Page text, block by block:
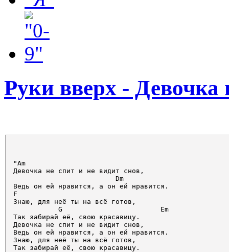
Руки вверх - Девочка
"Am
Девочка не спит и не видит снов,
                         Dm
Ведь он ей нравится, а он ей нравится.
F
Знаю, для неё ты на всё готов,
           G                        Em
Так забирай её, свою красавицу.
Девочка не спит и не видит снов,
Ведь он ей нравится, а он ей нравится.
Знаю, для неё ты на всё готов,
Так забирай её, свою красавицу.